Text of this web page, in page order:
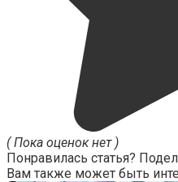
( Пока оценок нет )
Понравилась статья?
Вам также может быть